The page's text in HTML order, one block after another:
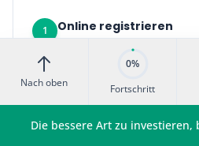
1 Online registrieren
Gehe auf kontist.com und
eröffnen“. Du brauchst
und ein Passwort. Die
Nach oben
0%
Fortschritt
Die bessere Art zu investieren,